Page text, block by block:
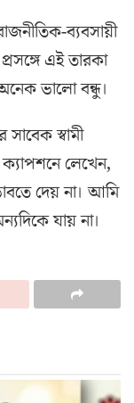
ব্যবসায়ী
এই তারকা
ভালো বন্ধু।
স্বামী
লেখেন,
দেয় না। আমি
যায় না।